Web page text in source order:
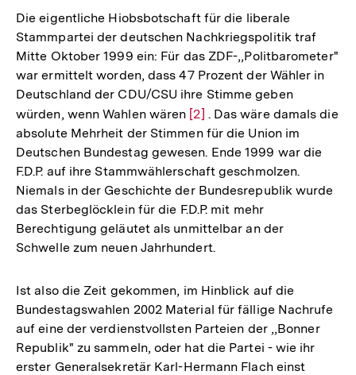
Die eigentliche Hiobsbotschaft für die liberale
Stammpartei der deutschen Nachkriegspolitik traf
Mitte Oktober 1999 ein: Für das ZDF-,,Politbarometer"
war ermittelt worden, dass 47 Prozent der Wähler in
Deutschland der CDU/CSU ihre Stimme geben
würden, wenn Wahlen wären Zur
Auflösung
der
Fußnote
[2] . Das wäre damals die
absolute Mehrheit der Stimmen für die Union im
Deutschen Bundestag gewesen. Ende 1999 war die
F.D.P. auf ihre Stammwählerschaft geschmolzen.
Niemals in der Geschichte der Bundesrepublik wurde
das Sterbeglöcklein für die F.D.P. mit mehr
Berechtigung geläutet als unmittelbar an der
Schwelle zum neuen Jahrhundert.
Ist also die Zeit gekommen, im Hinblick auf die
Bundestagswahlen 2002 Material für fällige Nachrufe
auf eine der verdienstvollsten Parteien der ,,Bonner
Republik" zu sammeln, oder hat die Partei - wie ihr
erster Generalsekretär Karl-Hermann Flach einst